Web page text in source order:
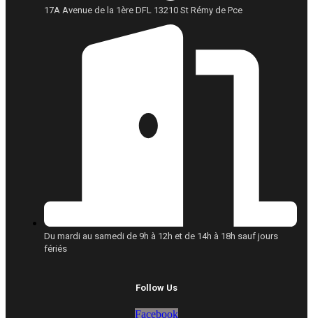
17A Avenue de la 1ère DFL 13210 St Rémy de Pce
Du mardi au samedi de 9h à 12h et de 14h à 18h sauf jours
fériés
Follow Us
Facebook